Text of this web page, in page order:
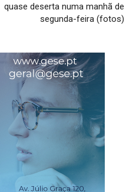
quase deserta numa manhã de
segunda-feira (fotos)